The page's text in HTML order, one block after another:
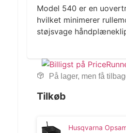
Model 540 er en
hvilket minimerer
støjsvage
På lager, men få
Tilkøb
Husqvarna